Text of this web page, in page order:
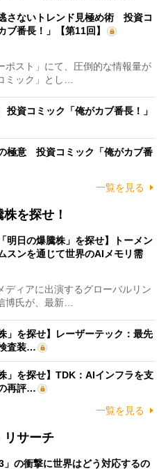
さないトレンド見極め術 投資コ
ブ番長！」【第11回】
スト」にて、圧倒的な情報量が
ミック」とし…
資コミック「俺がカブ番長！」
極意 投資コミック「俺がカブ番
一覧を見る
を探せ！
明日の爆騰株」を探せ】トーメン
スンを通じて世界のAIメモリ需
ィアに出演するグローバルリン
博氏が、最新…
」を探せ】レーザーテック：最先
査装…
」を探せ】TDK：AIインフラを支
再評…
一覧を見る
リサーチ
の衝撃に世界はどう対応するの